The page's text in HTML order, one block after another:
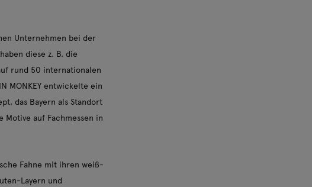
Unternehmen bei der
diese z. B. die
rund 50 internationalen
MONKEY entwickelte ein
das Bayern als Standort
auf Fachmessen in
Fahne mit ihren weiß-
Layern und